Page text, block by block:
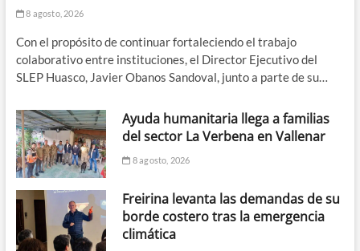
8 agosto, 2026
Con el propósito de continuar fortaleciendo el trabajo
colaborativo entre instituciones, el Director Ejecutivo del
SLEP Huasco, Javier Obanos Sandoval, junto a parte de su…
Ayuda humanitaria llega a familias
del sector La Verbena en Vallenar
8 agosto, 2026
Freirina levanta las demandas de su
borde costero tras la emergencia
climática